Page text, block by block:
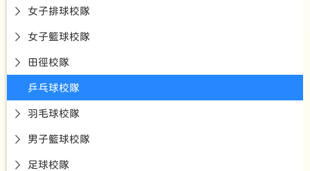
女子排球校隊
女子籃球校隊
田徑校隊
乒乓球校隊
羽毛球校隊
男子籃球校隊
足球校隊